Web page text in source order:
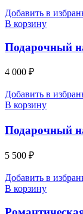
Добавить в
В корзину
Подарочный
4 000 ₽
Добавить в
В корзину
Подарочный
5 500 ₽
Добавить в
В корзину